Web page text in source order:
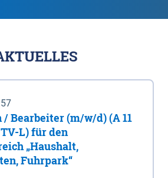
Bearbeiter (m/w/d) (A 11
TV-L) für den
„Haushalt,
Fuhrpark“